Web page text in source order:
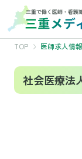
TOP 医師求人情報
社会医療法